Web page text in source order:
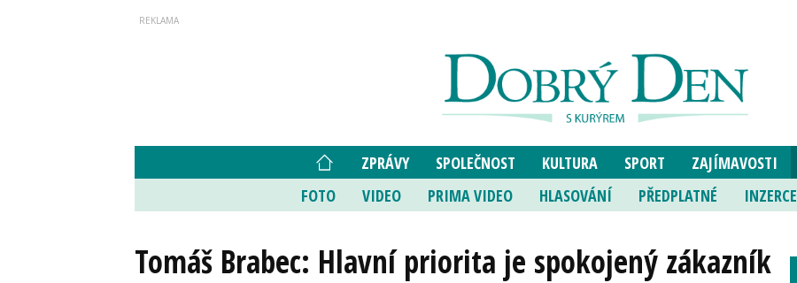
ZPRÁVY SPOLEČNOST KULTURA SPORT ZAJÍMAVOSTI
FOTO
VIDEO PRIMA VIDEO HLASOVÁNÍ PŘEDPLATNÉ INZERCE
Tomáš Brabec: Hlavní priorita je spokojený zákazník